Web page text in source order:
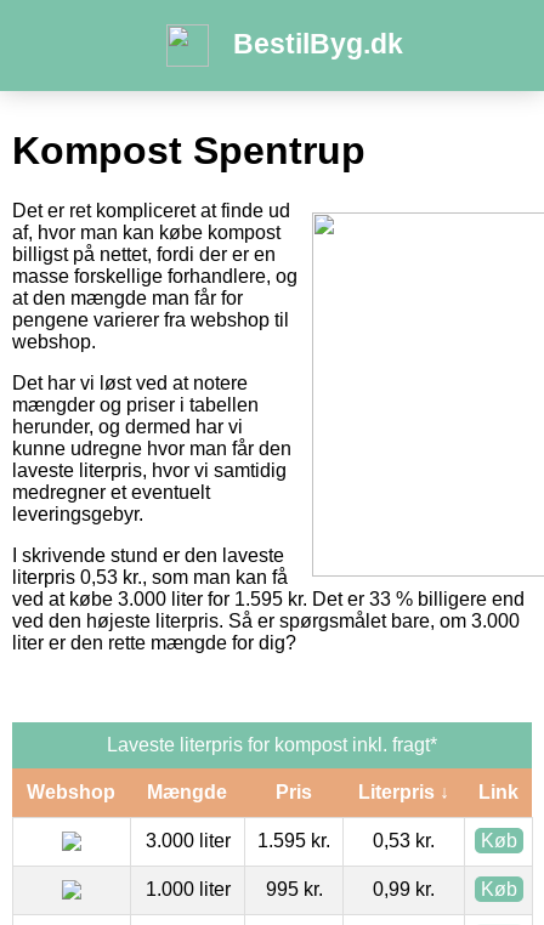
BestilByg.dk
Kompost Spentrup
Det er ret kompliceret at finde ud
af, hvor man kan købe kompost
billigst på nettet, fordi der er en
masse forskellige forhandlere, og
at den mængde man får for
pengene varierer fra webshop til
webshop.
Det har vi løst ved at notere
mængder og priser i tabellen
herunder, og dermed har vi
kunne udregne hvor man får den
laveste literpris, hvor vi samtidig
medregner et eventuelt
leveringsgebyr.
I skrivende stund er den laveste
literpris 0,53 kr., som man kan få
ved at købe 3.000 liter for 1.595 kr. Det er 33 % billigere end
ved den højeste literpris. Så er spørgsmålet bare, om 3.000
liter er den rette mængde for dig?
Laveste literpris for kompost inkl. fragt*
Webshop Mængde Pris Literpris ↓ Link
3.000 liter 1.595 kr. 0,53 kr. Køb
1.000 liter 995 kr. 0,99 kr. Køb